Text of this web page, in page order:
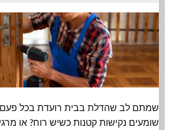
שמתם לב שהדלת בבית רועדת בכל פעם
שומעים נקישות קטנות כשיש רוח? או